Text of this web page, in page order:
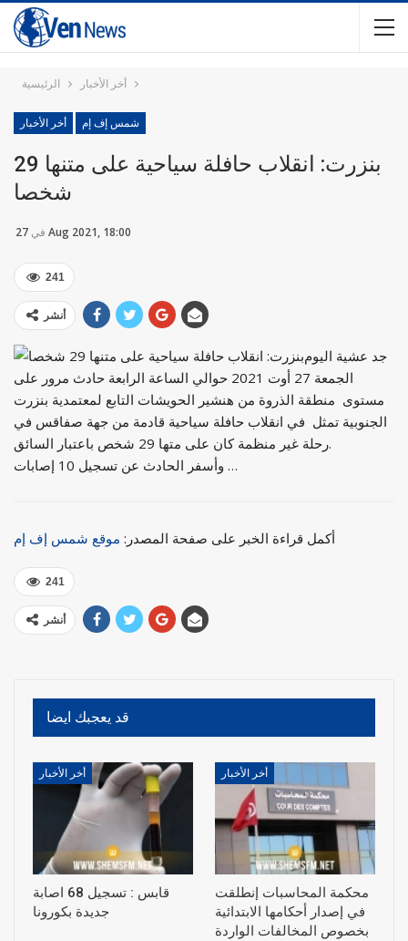
الرئيسية أخر الأخبار
أخر الأخبار شمس إف إم
بنزرت: انقلاب حافلة سياحية على متنها 29
شخصا
في 27 Aug 2021, 18:00
241
أنشر
جد عشية اليوم
الجمعة 27 أوت 2021 حوالي الساعة الرابعة حادث مرور على
مستوى منطقة الذروة من هنشير الحويشات التابع لمعتمدية بنزرت
الجنوبية تمثل في انقلاب حافلة سياحية قادمة من جهة صفاقس في
رحلة غير منظمة كان على متها 29 شخص باعتبار السائق.
وأسفر الحادث عن تسجيل 10 إصابات …
أكمل قراءة الخبر على صفحة المصدر: موقع شمس إف إم
241
أنشر
قد يعجبك ايضا
أخر الأخبار
قابس : تسجيل 68 اصابة
جديدة بكورونا
أخر الأخبار
محكمة المحاسبات إنطلقت
في إصدار أحكامها الابتدائية
بخصوص المخالفات الواردة